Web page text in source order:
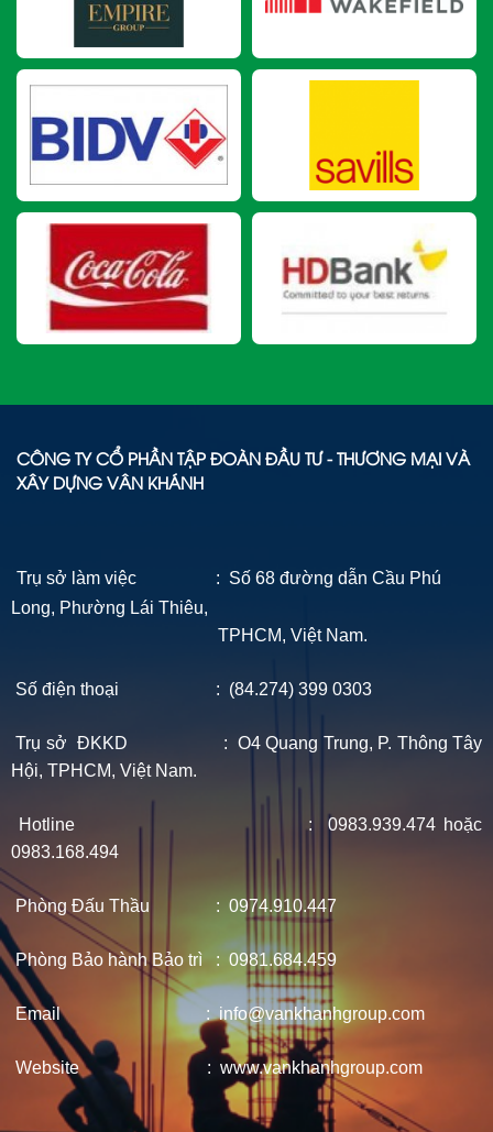
CÔNG TY CỔ PHẦN TẬP ĐOÀN ĐẦU TƯ - THƯƠNG MẠI VÀ
XÂY DỰNG VÂN KHÁNH
Trụ sở làm việc : Số 68 đường dẫn Cầu Phú
Long, Phường Lái Thiêu,
TPHCM, Việt Nam.
Số điện thoại : (84.274) 399 0303
Trụ sở ĐKKD : O4 Quang Trung, P. Thông Tây
Hội, TPHCM, Việt Nam.
Hotline : 0983.939.474 hoặc
0983.168.494
Phòng Đấu Thầu : 0974.910.447
Phòng Bảo hành Bảo trì : 0981.684.459
Email : info@vankhanhgroup.com
Website : www.vankhanhgroup.com